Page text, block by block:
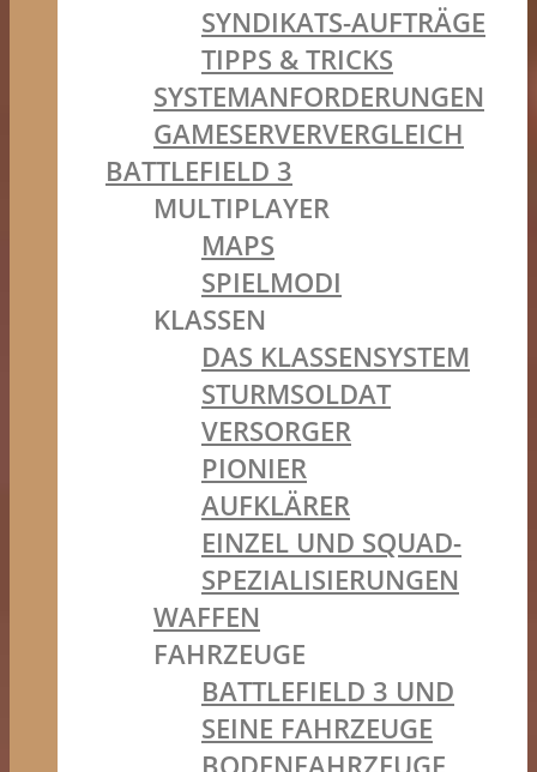
SYNDIKATS-AUFTRÄGE
TIPPS & TRICKS
SYSTEMANFORDERUNGEN
GAMESERVERVERGLEICH
BATTLEFIELD 3
MULTIPLAYER
MAPS
SPIELMODI
KLASSEN
DAS KLASSENSYSTEM
STURMSOLDAT
VERSORGER
PIONIER
AUFKLÄRER
EINZEL UND SQUAD-
SPEZIALISIERUNGEN
WAFFEN
FAHRZEUGE
BATTLEFIELD 3 UND
SEINE FAHRZEUGE